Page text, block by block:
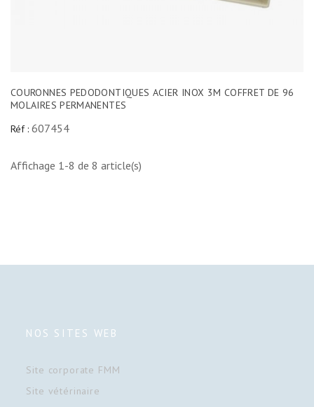
COURONNES PEDODONTIQUES ACIER INOX 3M COFFRET DE 96
MOLAIRES PERMANENTES
Réf : 607454
Affichage 1-8 de 8 article(s)
NOS SITES WEB
Site corporate FMM
Site vétérinaire